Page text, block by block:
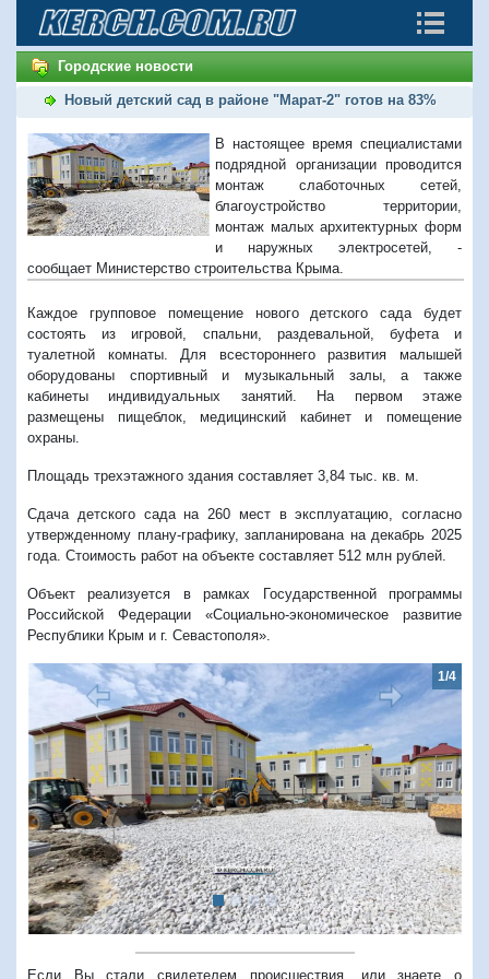
Городские новости
Новый детский сад в районе "Марат-2" готов на 83%
В настоящее время специалистами
подрядной организации проводится
монтаж слаботочных сетей,
благоустройство территории,
монтаж малых архитектурных форм
и наружных электросетей, -
сообщает Министерство строительства Крыма.
Каждое групповое помещение нового детского сада будет
состоять из игровой, спальни, раздевальной, буфета и
туалетной комнаты. Для всестороннего развития малышей
оборудованы спортивный и музыкальный залы, а также
кабинеты индивидуальных занятий. На первом этаже
размещены пищеблок, медицинский кабинет и помещение
охраны.
Площадь трехэтажного здания составляет 3,84 тыс. кв. м.
Сдача детского сада на 260 мест в эксплуатацию, согласно
утвержденному плану-графику, запланирована на декабрь 2025
года. Стоимость работ на объекте составляет 512 млн рублей.
Объект реализуется в рамках Государственной программы
Российской Федерации «Социально-экономическое развитие
Республики Крым и г. Севастополя».
1/4
Предыдущий
Если Вы стали свидетелем происшествия, или знаете о